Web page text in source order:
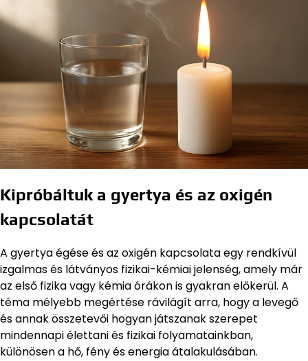
Kipróbáltuk a gyertya és az oxigén
kapcsolatát
A gyertya égése és az oxigén kapcsolata egy rendkívül
izgalmas és látványos fizikai-kémiai jelenség, amely már
az első fizika vagy kémia órákon is gyakran előkerül. A
téma mélyebb megértése rávilágít arra, hogy a levegő
és annak összetevői hogyan játszanak szerepet
mindennapi élettani és fizikai folyamatainkban,
különösen a hő, fény és energia átalakulásában.